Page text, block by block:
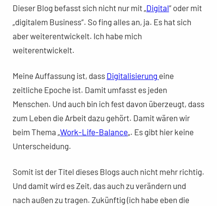
Dieser Blog befasst sich nicht nur mit „Digital“ oder mit
„digitalem Business“. So fing alles an, ja. Es hat sich
aber weiterentwickelt. Ich habe mich
weiterentwickelt.
Meine Auffassung ist, dass Digitalisierung eine
zeitliche Epoche ist. Damit umfasst es jeden
Menschen. Und auch bin ich fest davon überzeugt, dass
zum Leben die Arbeit dazu gehört. Damit wären wir
beim Thema „Work-Life-Balance„. Es gibt hier keine
Unterscheidung.
Somit ist der Titel dieses Blogs auch nicht mehr richtig.
Und damit wird es Zeit, das auch zu verändern und
nach außen zu tragen. Zukünftig (ich habe eben die